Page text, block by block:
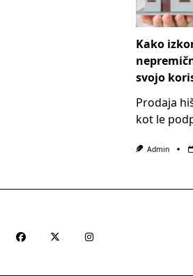
Kako
svojo
Prodaja
kot le
Admin